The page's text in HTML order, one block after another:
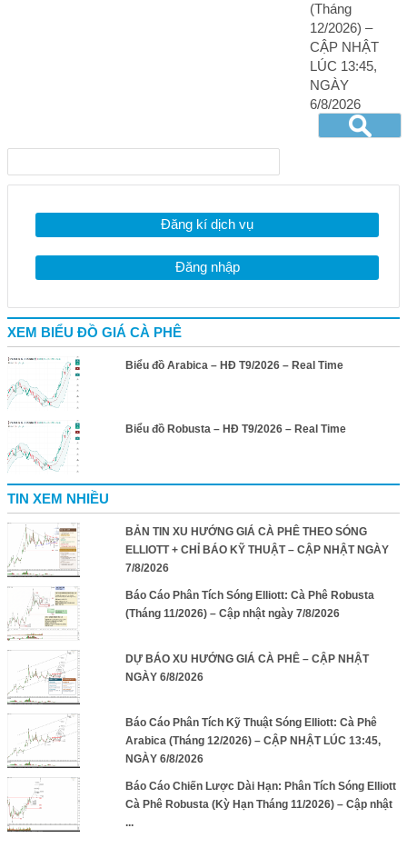
(Tháng
12/2026) –
CẬP NHẬT
LÚC 13:45,
NGÀY
6/8/2026
Đăng kí dịch vụ
Đăng nhập
XEM BIỂU ĐỒ GIÁ CÀ PHÊ
Biểu đồ Arabica – HĐ T9/2026 – Real Time
Biểu đồ Robusta – HĐ T9/2026 – Real Time
TIN XEM NHIỀU
BẢN TIN XU HƯỚNG GIÁ CÀ PHÊ THEO SÓNG
ELLIOTT + CHỈ BÁO KỸ THUẬT – CẬP NHẬT NGÀY
7/8/2026
Báo Cáo Phân Tích Sóng Elliott: Cà Phê Robusta
(Tháng 11/2026) – Cập nhật ngày 7/8/2026
DỰ BÁO XU HƯỚNG GIÁ CÀ PHÊ – CẬP NHẬT
NGÀY 6/8/2026
Báo Cáo Phân Tích Kỹ Thuật Sóng Elliott: Cà Phê
Arabica (Tháng 12/2026) – CẬP NHẬT LÚC 13:45,
NGÀY 6/8/2026
Báo Cáo Chiến Lược Dài Hạn: Phân Tích Sóng Elliott
Cà Phê Robusta (Kỳ Hạn Tháng 11/2026) – Cập nhật
...